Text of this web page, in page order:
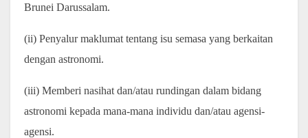
Brunei Darussalam.
(ii) Penyalur maklumat tentang isu semasa yang berkaitan
dengan astronomi.
(iii) Memberi nasihat dan/atau rundingan dalam bidang
astronomi kepada mana-mana individu dan/atau agensi-
agensi.